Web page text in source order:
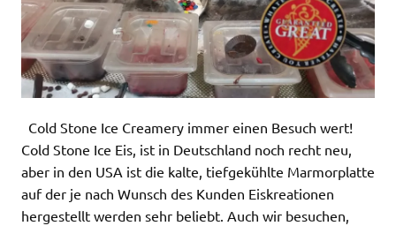
Cold Stone Ice Creamery immer einen Besuch wert!
Cold Stone Ice Eis, ist in Deutschland noch recht neu,
aber in den USA ist die kalte, tiefgekühlte Marmorplatte
auf der je nach Wunsch des Kunden Eiskreationen
hergestellt werden sehr beliebt. Auch wir besuchen,